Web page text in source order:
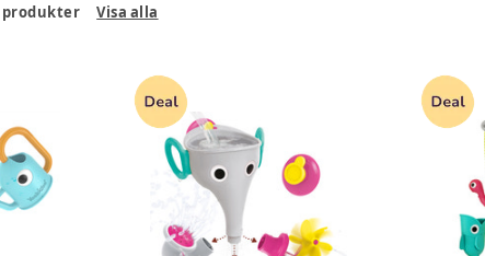
produkter Visa alla